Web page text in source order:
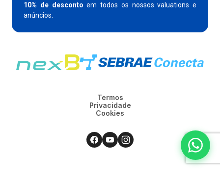
10% de desconto em todos os nossos valuations e
anúncios.
Termos
Privacidade
Cookies